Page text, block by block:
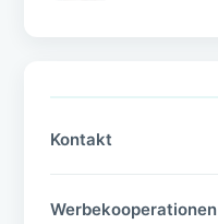
Kontakt
Werbekooperationen